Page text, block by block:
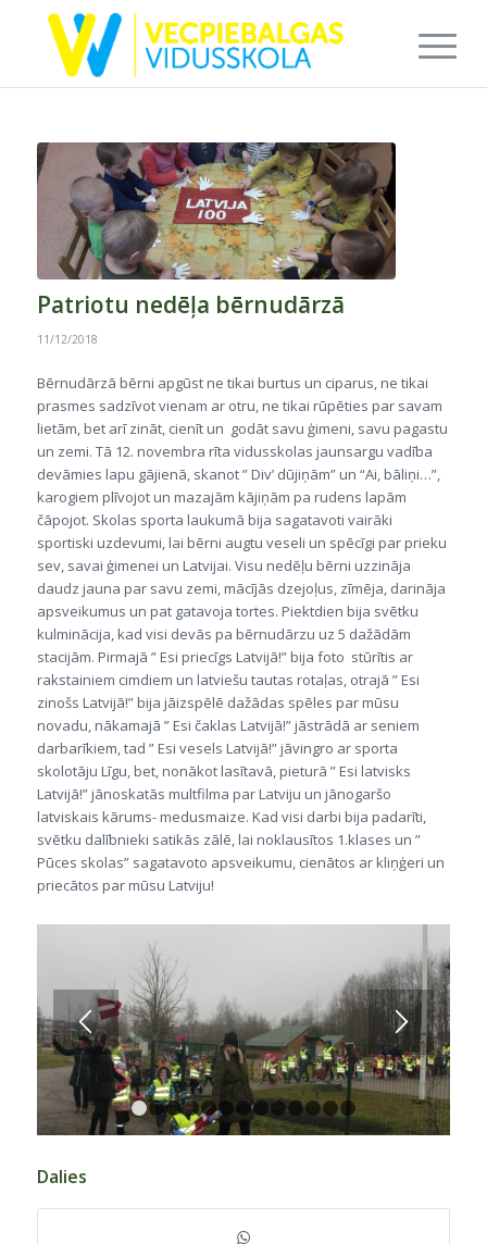
Patriotu nedēļa bērnudārzā
11/12/2018
Bērnudārzā bērni apgūst ne tikai burtus un ciparus, ne tikai
prasmes sadzīvot vienam ar otru, ne tikai rūpēties par savam
lietām, bet arī zināt, cienīt un godāt savu ģimeni, savu pagastu
un zemi. Tā 12. novembra rīta vidusskolas jaunsargu vadība
devāmies lapu gājienā, skanot ” Div’ dūjiņām” un “Ai, bāliņi…”,
karogiem plīvojot un mazajām kājiņām pa rudens lapām
čāpojot. Skolas sporta laukumā bija sagatavoti vairāki
sportiski uzdevumi, lai bērni augtu veseli un spēcīgi par prieku
sev, savai ģimenei un Latvijai. Visu nedēļu bērni uzzināja
daudz jauna par savu zemi, mācījās dzejoļus, zīmēja, darināja
apsveikumus un pat gatavoja tortes. Piektdien bija svētku
kulminācija, kad visi devās pa bērnudārzu uz 5 dažādām
stacijām. Pirmajā ” Esi priecīgs Latvijā!” bija foto stūrītis ar
rakstainiem cimdiem un latviešu tautas rotaļas, otrajā ” Esi
zinošs Latvijā!” bija jāizspēlē dažādas spēles par mūsu
novadu, nākamajā ” Esi čaklas Latvijā!” jāstrādā ar seniem
darbarīkiem, tad ” Esi vesels Latvijā!” jāvingro ar sporta
skolotāju Līgu, bet, nonākot lasītavā, pieturā ” Esi latvisks
Latvijā!” jānoskatās multfilma par Latviju un jānogaršo
latviskais kārums- medusmaize. Kad visi darbi bija padarīti,
svētku dalībnieki satikās zālē, lai noklausītos 1.klases un ”
Pūces skolas” sagatavoto apsveikumu, cienātos ar kliņģeri un
priecātos par mūsu Latviju!
1 2 3 4 5 6 7 8 9 101112
Dalies